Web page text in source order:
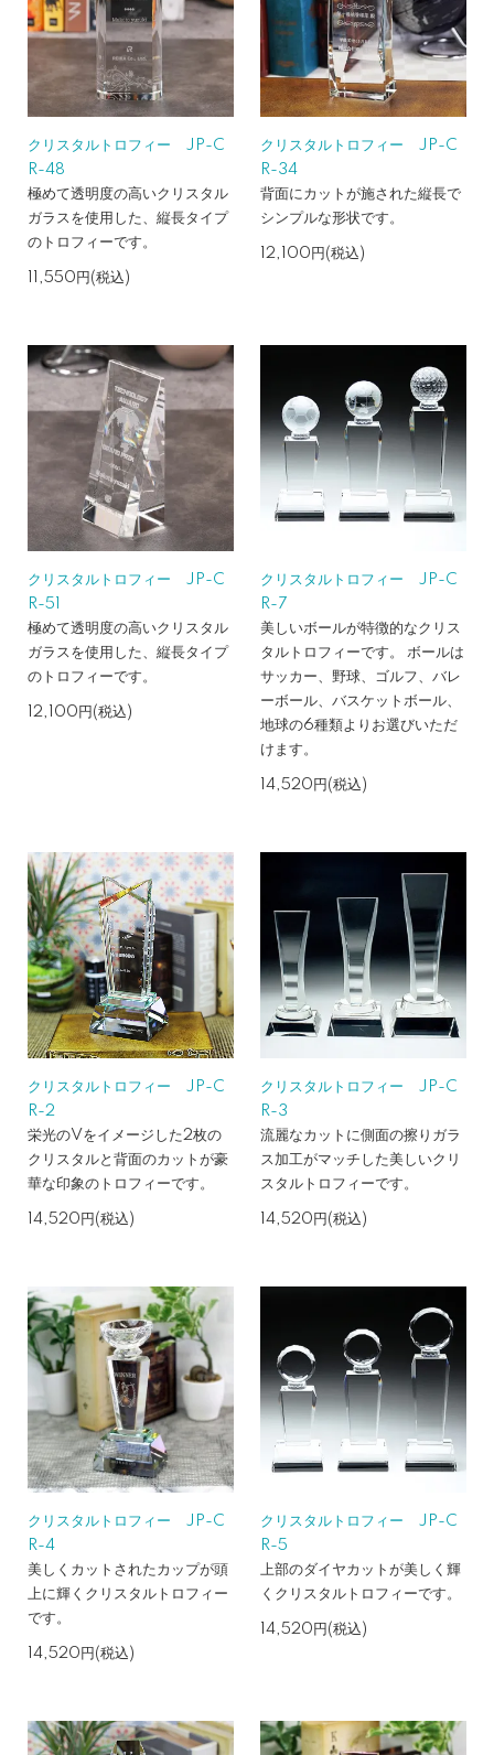
クリスタルトロフィー JP-C
R-48
極めて透明度の高いクリスタル
ガラスを使用した、縦長タイプ
のトロフィーです。
11,550円(税込)
クリスタルトロフィー JP-C
R-34
背面にカットが施された縦長で
シンプルな形状です。
12,100円(税込)
クリスタルトロフィー JP-C
R-51
極めて透明度の高いクリスタル
ガラスを使用した、縦長タイプ
のトロフィーです。
12,100円(税込)
クリスタルトロフィー JP-C
R-7
美しいボールが特徴的なクリス
タルトロフィーです。 ボールは
サッカー、野球、ゴルフ、バレ
ーボール、バスケットボール、
地球の6種類よりお選びいただ
けます。
14,520円(税込)
クリスタルトロフィー JP-C
R-2
栄光のVをイメージした2枚の
クリスタルと背面のカットが豪
華な印象のトロフィーです。
14,520円(税込)
クリスタルトロフィー JP-C
R-3
流麗なカットに側面の擦りガラ
ス加工がマッチした美しいクリ
スタルトロフィーです。
14,520円(税込)
クリスタルトロフィー JP-C
R-4
美しくカットされたカップが頭
上に輝くクリスタルトロフィー
です。
14,520円(税込)
クリスタルトロフィー JP-C
R-5
上部のダイヤカットが美しく輝
くクリスタルトロフィーです。
14,520円(税込)